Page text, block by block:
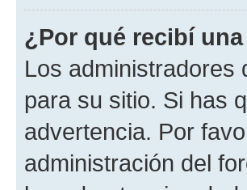
¿Por qué recibí
Los administradores
para su sitio. Si has
advertencia. Por
administración del